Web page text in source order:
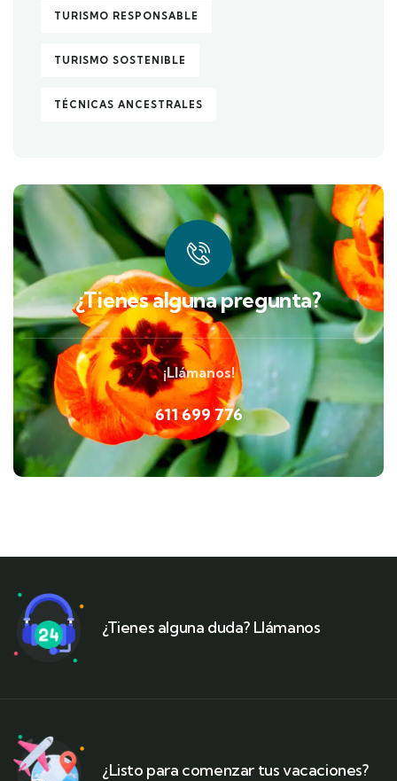
TURISMO RESPONSABLE
TURISMO SOSTENIBLE
TÉCNICAS ANCESTRALES
¿Tienes alguna pregunta?
¡Llámanos!
611 699 776
¿Tienes alguna duda? Llámanos
¿Listo para comenzar tus vacaciones?